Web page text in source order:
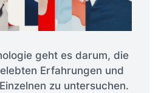
geht es darum, die
Erfahrungen und
zu untersuchen.